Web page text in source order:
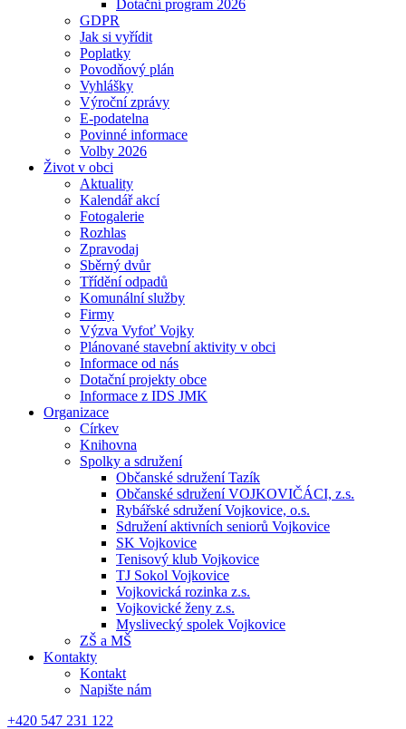
Dotační program 2026
GDPR
Jak si vyřídit
Poplatky
Povodňový plán
Vyhlášky
Výroční zprávy
E-podatelna
Povinné informace
Volby 2026
Život v obci
Aktuality
Kalendář akcí
Fotogalerie
Rozhlas
Zpravodaj
Sběrný dvůr
Třídění odpadů
Komunální služby
Firmy
Výzva Vyfoť Vojky
Plánované stavební aktivity v obci
Informace od nás
Dotační projekty obce
Informace z IDS JMK
Organizace
Církev
Knihovna
Spolky a sdružení
Občanské sdružení Tazík
Občanské sdružení VOJKOVIČÁCI, z.s.
Rybářské sdružení Vojkovice, o.s.
Sdružení aktivních seniorů Vojkovice
SK Vojkovice
Tenisový klub Vojkovice
TJ Sokol Vojkovice
Vojkovická rozinka z.s.
Vojkovické ženy z.s.
Myslivecký spolek Vojkovice
ZŠ a MŠ
Kontakty
Kontakt
Napište nám
+420 547 231 122